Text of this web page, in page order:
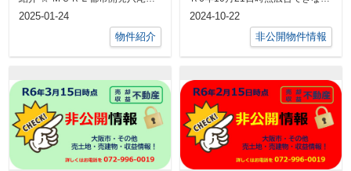
堤町1丁目にある昭和59年建築の
2025-01-24
物件紹介
物件のため、概要を記載していま
2024-10-22
非公開物件情報